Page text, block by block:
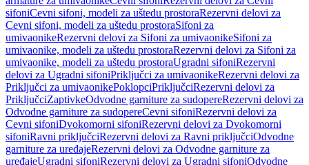
sifoniCevni sifoni, modeli za uštedu prostoraRezervni delovi za
Cevni sifoni, modeli za uštedu prostoraSifoni za
umivaonikeRezervni delovi za Sifoni za umivaonikeSifoni za
umivaonike, modeli za uštedu prostoraRezervni delovi za Sifoni za
umivaonike, modeli za uštedu prostoraUgradni sifoniRezervni
delovi za Ugradni sifoniPriključci za umivaonikeRezervni delovi za
Priključci za umivaonikePoklopciPriključciRezervni delovi za
PriključciZaptivkeOdvodne garniture za sudopereRezervni delovi za
Odvodne garniture za sudopereCevni sifoniRezervni delovi za
Cevni sifoniDvokomorni sifoniRezervni delovi za Dvokomorni
sifoniRavni priključciRezervni delovi za Ravni priključciOdvodne
garniture za uređajeRezervni delovi za Odvodne garniture za
uređajeUgradni sifoniRezervni delovi za Ugradni sifoniOdvodne